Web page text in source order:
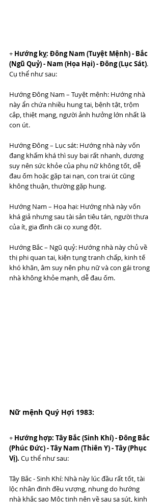
+ Hướng kỵ: Đông Nam (Tuyệt Mệnh) - Bắc
(Ngũ Quỷ) - Nam (Họa Hại) - Đông (Lục Sát).
Cụ thể như sau:
Hướng Đông Nam – Tuyệt mệnh: Hướng nhà
này ẩn chứa nhiều hung tai, bệnh tật, trộm
cắp, thiệt mạng, người ảnh hưởng lớn nhất là
con út.
Hướng Đông – Lục sát: Hướng nhà này vốn
đang khấm khá thì suy bại rất nhanh, dương
suy nên sức khỏe của phụ nữ không tốt, dễ
đau ốm hoặc gặp tai nạn, con trai út cũng
không thuận, thường gặp hung.
Hướng Nam – Họa hại: Hướng nhà này vốn
khá giả nhưng sau tài sản tiêu tán, người thưa
của ít, gia đình cãi cọ xung đột.
Hướng Bắc – Ngũ quỷ: Hướng nhà này chủ về
thị phi quan tai, kiện tụng tranh chấp, kinh tế
khó khăn, âm suy nên phụ nữ và con gái trong
nhà không khỏe mạnh, dễ đau ốm.
Nữ mệnh Quý Hợi 1983:
+ Hướng hợp: Tây Bắc (Sinh Khí) - Đông Bắc
(Phúc Đức) - Tây Nam (Thiên Y) - Tây (Phục
Vị). Cụ thể như sau:
Tây Bắc - Sinh Khí: Nhà này lúc đầu rất tốt, tài
lộc nhân đinh đều vượng, nhung do hướng
nhà khắc sao Mộc tinh nên về sau sa sút, kinh